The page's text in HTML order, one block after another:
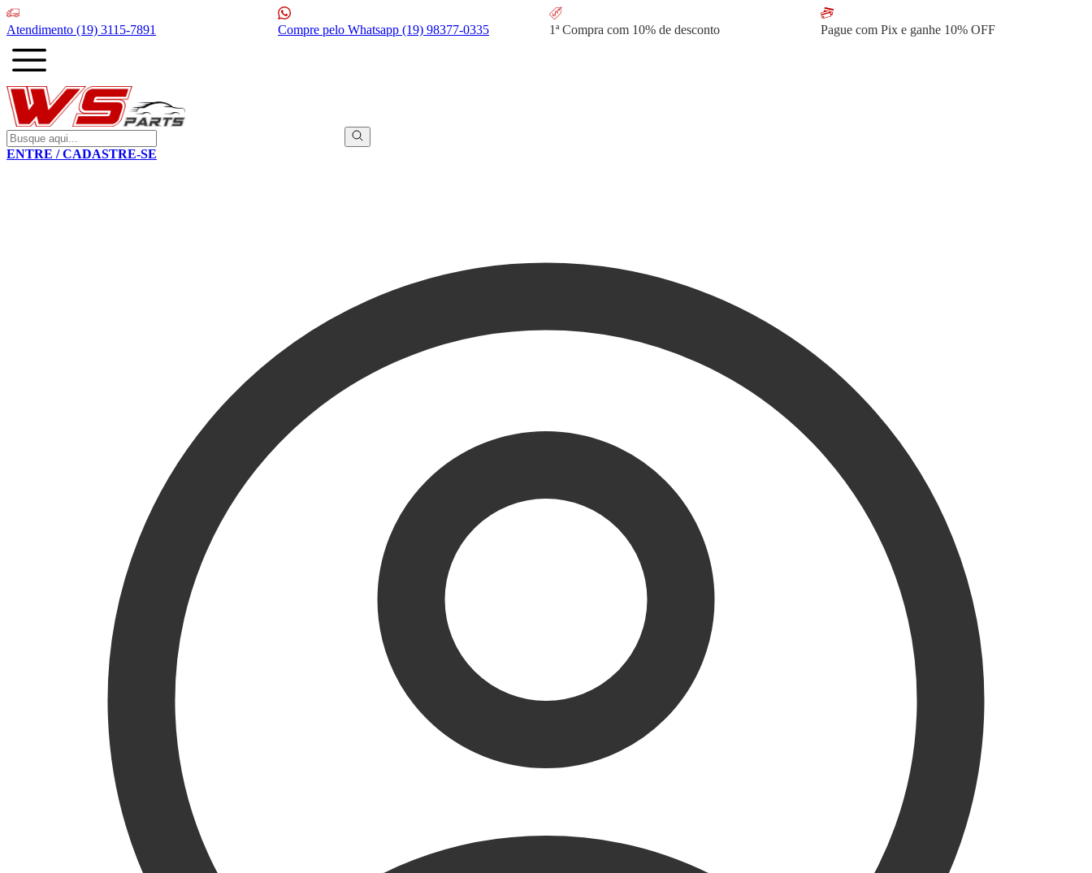
Atendimento (19) 3115-7891 Compre pelo Whatsapp (19) 98377-0335 1ª Compra com 10% de desconto Pague com Pix e ganhe 10% OFF
ENTRE / CADASTRE-SE